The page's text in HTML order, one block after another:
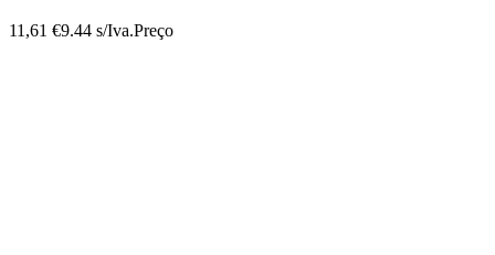
11,61 €9.44 s/Iva.Preço